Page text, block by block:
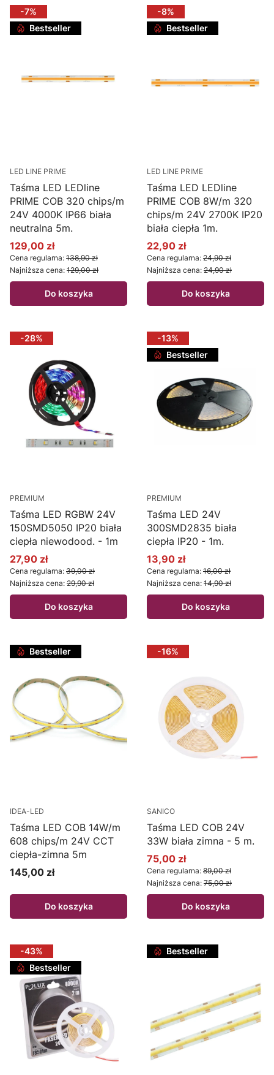
-7%
Bestseller
LED LINE PRIME
Taśma LED LEDline
PRIME COB 320 chips/m
24V 4000K IP66 biała
neutralna 5m.
Cena promocyjna
129,00 zł
Cena regularna: 138,90 zł
Najniższa cena: 129,00 zł
Do koszyka
-8%
Bestseller
LED LINE PRIME
Taśma LED LEDline
PRIME COB 8W/m 320
chips/m 24V 2700K IP20
biała ciepła 1m.
Cena promocyjna
22,90 zł
Cena regularna: 24,90 zł
Najniższa cena: 24,90 zł
Do koszyka
-28%
PREMIUM
Taśma LED RGBW 24V
150SMD5050 IP20 biała
ciepła niewodood. - 1m
Cena promocyjna
27,90 zł
Cena regularna: 39,00 zł
Najniższa cena: 29,90 zł
Do koszyka
-13%
Bestseller
PREMIUM
Taśma LED 24V
300SMD2835 biała
ciepła IP20 - 1m.
Cena promocyjna
13,90 zł
Cena regularna: 16,00 zł
Najniższa cena: 14,90 zł
Do koszyka
Bestseller
IDEA-LED
Taśma LED COB 14W/m
608 chips/m 24V CCT
ciepła-zimna 5m
Cena
145,00 zł
Do koszyka
-16%
SANICO
Taśma LED COB 24V
33W biała zimna - 5 m.
Cena promocyjna
75,00 zł
Cena regularna: 89,00 zł
Najniższa cena: 75,00 zł
Do koszyka
-43%
Bestseller
Bestseller